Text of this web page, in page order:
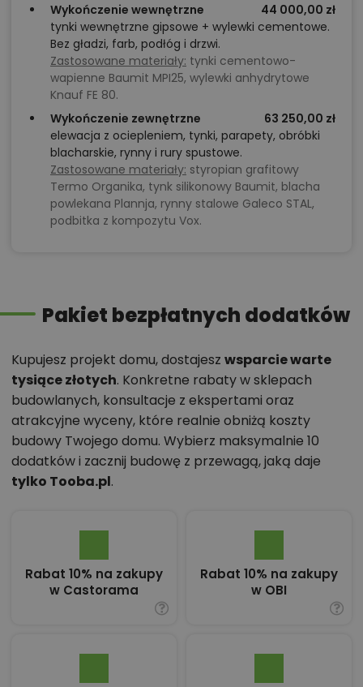
Wykończenie wewnętrzne
44 000,00 zł
tynki wewnętrzne gipsowe + wylewki cementowe.
Bez gładzi, farb, podłóg i drzwi.
Zastosowane materiały: tynki cementowo-
wapienne Baumit MPI25, wylewki anhydrytowe
Knauf FE 80.
Wykończenie zewnętrzne
63 250,00 zł
elewacja z ociepleniem, tynki, parapety, obróbki
blacharskie, rynny i rury spustowe.
Zastosowane materiały: styropian grafitowy
Termo Organika, tynk silikonowy Baumit, blacha
powlekana Plannja, rynny stalowe Galeco STAL,
podbitka z kompozytu Vox.
Pakiet bezpłatnych dodatków
Kupujesz projekt domu, dostajesz wsparcie warte
tysiące złotych. Konkretne rabaty w sklepach
budowlanych, konsultacje z ekspertami oraz
atrakcyjne wyceny, które realnie obniżą koszty
budowy Twojego domu. Wybierz maksymalnie 10
dodatków i zacznij budowę z przewagą, jaką daje
tylko Tooba.pl.
Rabat 10% na zakupy
w Castorama
Rabat 10% na zakupy
w OBI